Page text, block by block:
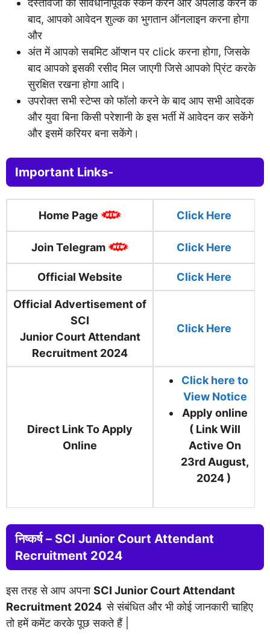
दस्तावेजों को सावधानीपूर्वक स्कैन करने और अपलोड करने के
बाद, आपको आवेदन शुल्क का भुगतान ऑनलाइन करना होगा
और
अंत में आपको सबमिट ऑप्शन पर click करना होगा, जिसके
बाद आपको इसकी रसीद मिल जाएगी जिसे आपको प्रिंट करके
सुरक्षित रखना होगा आदि।
उपरोक्त सभी स्टेप्स को फॉलो करने के बाद आप सभी आवेदक
और युवा बिना किसी परेशानी के इस भर्ती में आवेदन कर सकेंगे
और इसमें करियर बना सकेंगे।
Important Links-
Home Page ClickHere
Join Telegram Click Here
Official Website Click Here
Official Advertisement of
SCI
Junior Court Attendant
Recruitment 2024
Click Here
Direct Link To Apply
Online
Click here to
View Notice
Apply online
( Link Will
Active On
23rd August,
2024 )
निष्कर्ष – SCI Junior Court Attendant
Recruitment 2024
इस तरह से आप अपनाSCI Junior Court Attendant
Recruitment 2024से संबंधित और भी कोई जानकारी चाहिए
तो हमें कमेंट करके पूछ सकते हैं |